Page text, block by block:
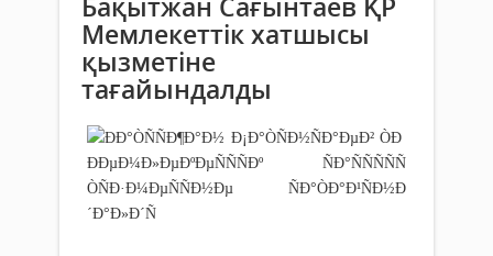
Мемлекеттік хатшысы
қызметіне
тағайындалды